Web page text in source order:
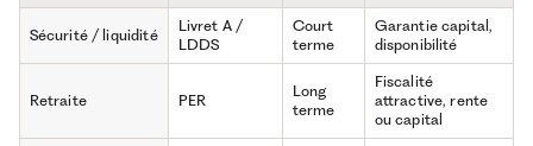
Sécurité / liquidité
Livret A /
LDDS
Court
terme
Garantie capital,
disponibilité
Retraite PER
Long
terme
Fiscalité
attractive, rente
ou capital